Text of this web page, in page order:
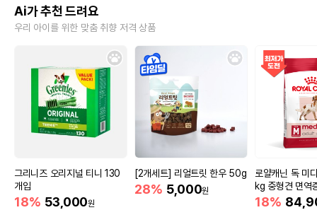
Ai가 추천 드려요
우리 아이를 위한 맞춤 취향 저격 상품
그리니즈 오리지널 티니 130
개입
18% 53,000원
[2개세트] 리얼트릿 한우 50g
28% 5,000원
로얄캐닌 독 미
kg 중형견 면역
18%